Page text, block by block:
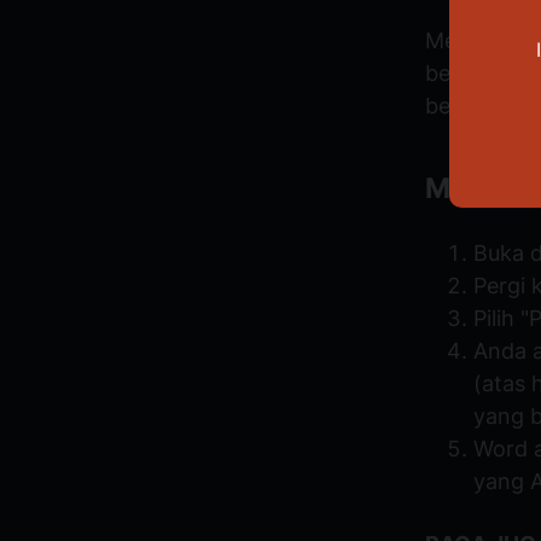
berbagai
berikut ini;
Buka
Pergi
Pilih
Anda
(atas
yang
Word
yang